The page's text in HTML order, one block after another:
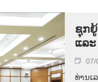
ຊຸກ
ແລະ
07/
ທ່ານ​ເ